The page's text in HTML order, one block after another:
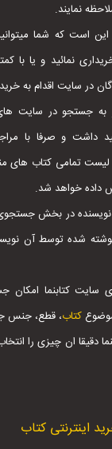
اینترنتی کتاب
نمایند.
این است که شما
نمائید و یا با
در سایت اقدام به خرید
به جستجو در
داشت و صرفا با
لیست تمامی کتاب های
داده خواهد شد.
نویسنده در بخش جستجوی
شده توسط آن
سایت کتابنما
کتاب، قطع، جنس
دقیقا ان چیزی را